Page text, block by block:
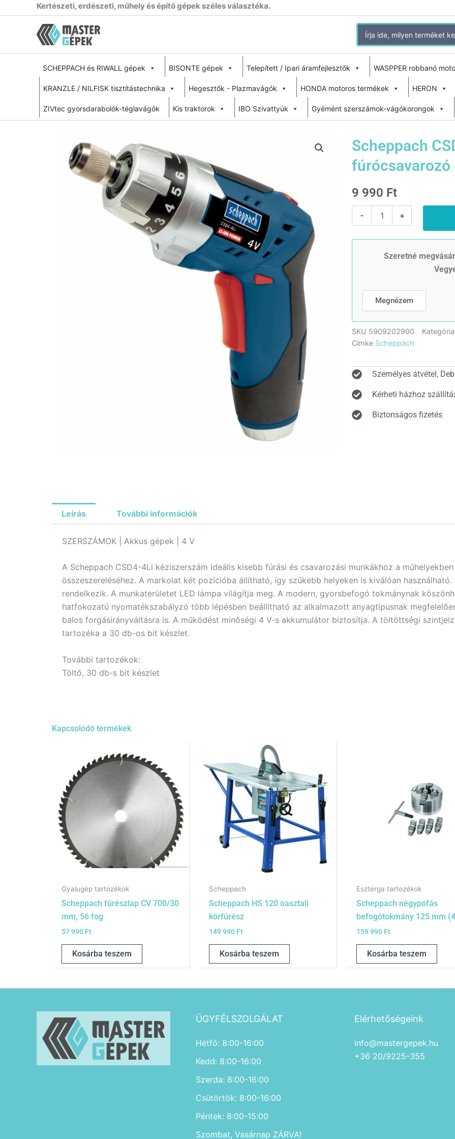
Kertészeti, erdészeti, műhely és építő gépek széles választéka.
Search
for:
SCHEPPACH és RIWALL gépek BISONTE gépek Telepített / Ipari áramfejlesztők WASPPER robbanó
KRANZLE / NILFISK tisztítástechnika Hegesztők - Plazmavágók HONDA motoros termékek HERON
ZIVtec gyorsdarabolók-téglavágók Kis traktorok IBO Szivattyúk Gyémént szerszámok-vágókorongok
Scheppach
fúrócsavarozó
9 990 Ft
-
akkus
+
Szeretné
Megnézem
SKU 5909202900 Kategória
Címke Scheppach
Személyes átvétel,
Kérheti házhoz
Biztonságos fizetés
Leírás További információk
SZERSZÁMOK | Akkus gépek | 4 V
A Scheppach CSD4-4Li kéziszerszám ideális kisebb fúrási és csavarozási munkákhoz a
összeszereléséhez. A markolat két pozícióba állítható, így szűkebb helyeken is kiválóan
rendelkezik. A munkaterületet LED lámpa világítja meg. A modern, gyorsbefogó tokmánynak
hatfokozatú nyomatékszabályzó több lépésben beállítható az alkalmazott anyagtípusnak
balos forgásirányváltásra is. A működést minőségi 4 V-s akkumulátor biztosítja. A töltöttségi
tartozéka a 30 db-os bit készlet.
További tartozékok:
Töltő, 30 db-s bit készlet
Kapcsolódó termékek
Gyalugép tartozékok
Scheppach fűrészlap CV 700/30
mm, 56 fog
57 990 Ft
Kosárba teszem
Scheppach
Scheppach HS 120 oasztali
körfűrész
149 990 Ft
Kosárba teszem
Eszterga tartozékok
Scheppach négypofás
befogótokmány 125 mm
159 990 Ft
Kosárba teszem
ÜGYFÉLSZOLGÁLAT
Hétfő: 8:00-16:00
Kedd: 8:00-16:00
Szerda: 8:00-16:00
Csütörtök: 8:00-16:00
Péntek: 8:00-15:00
Szombat, Vasárnap ZÁRVA!
Elérhetőségeink
info@mastergepek.hu
+36 20/9225-355